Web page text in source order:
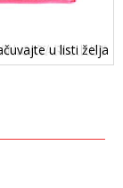
u listi želja